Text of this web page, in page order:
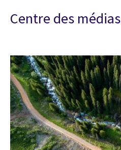
Centre des médias